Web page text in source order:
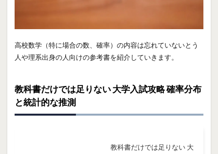
高校数学（特に場合の数、確率）の内容は忘れていないとう
人や理系出身の人向けの参考書を紹介していきます。
教科書だけでは足りない 大学入試攻略 確率分布
と統計的な推測
教科書だけでは足りない 大